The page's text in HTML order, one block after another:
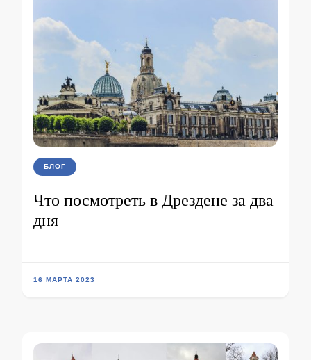
БЛОГ
Что посмотреть в Дрездене за два
дня
16 МАРТА 2023